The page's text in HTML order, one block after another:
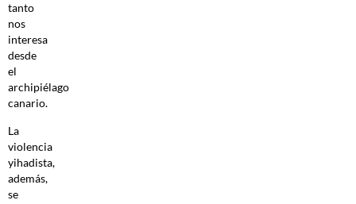
tanto
nos
interesa
desde
el
archipiélago
canario.
La
violencia
yihadista,
además,
se